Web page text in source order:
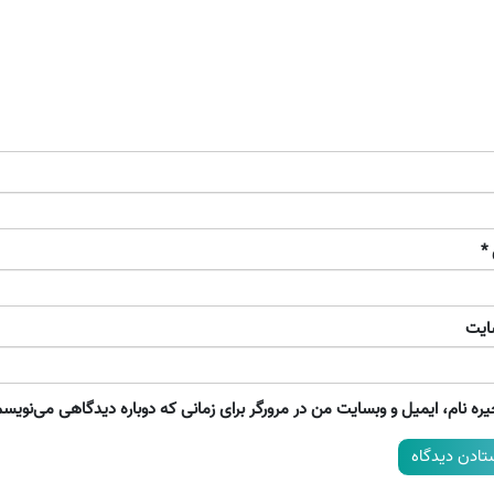
*
نام، ایمیل و وبسایت من در مرورگر برای زمانی که دوباره دیدگاهی